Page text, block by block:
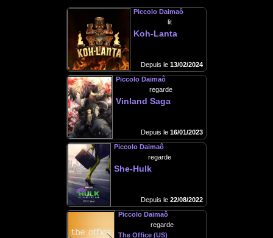
Piccolo Daimaô
lit
Koh-Lanta
Depuis le 13/02/2024
Piccolo Daimaô
regarde
Vinland Saga
Depuis le 16/01/2023
Piccolo Daimaô
regarde
She-Hulk
Depuis le 22/08/2022
Piccolo Daimaô
regarde
The Office (US)